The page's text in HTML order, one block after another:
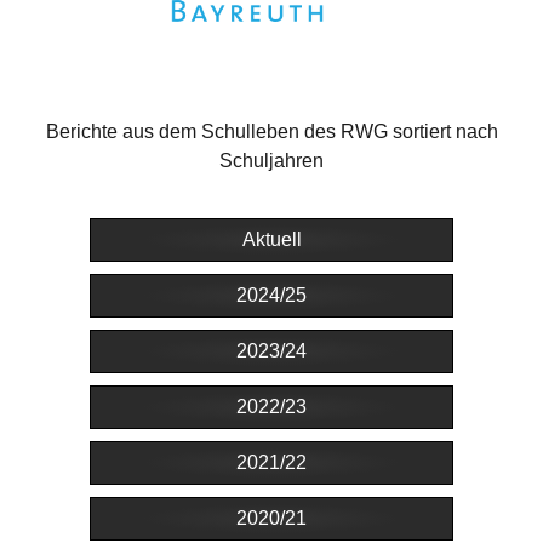
Berichte aus dem Schulleben des RWG sortiert nach
Schuljahren
Aktuell
2024/25
2023/24
2022/23
2021/22
2020/21